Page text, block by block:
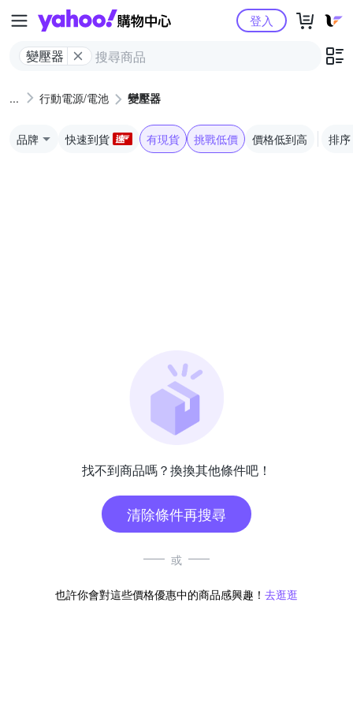
Yahoo購物中心
變壓器
登入
行動電源/電池 變壓器
品牌 快速到貨 有現貨 挑戰低價 價格低到高 排序
找不到商品嗎？換換其他條件吧！
清除條件再搜尋
或
也許你會對這些價格優惠中的商品感興趣！ 去逛逛